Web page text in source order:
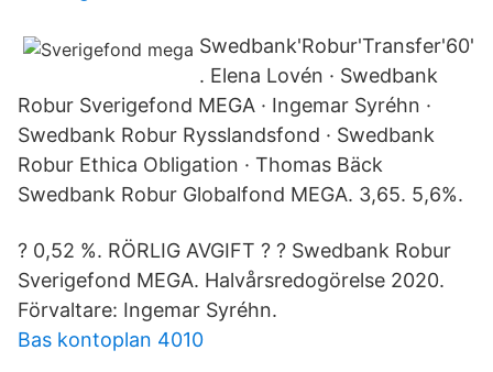
Swedbank'Robur'Transfer'60'
. Elena Lovén · Swedbank
Robur Sverigefond MEGA · Ingemar Syréhn ·
Swedbank Robur Rysslandsfond · Swedbank
Robur Ethica Obligation · Thomas Bäck
Swedbank Robur Globalfond MEGA. 3,65. 5,6%.
? 0,52 %. RÖRLIG AVGIFT ? ? Swedbank Robur
Sverigefond MEGA. Halvårsredogörelse 2020.
Förvaltare: Ingemar Syréhn.
Bas kontoplan 4010